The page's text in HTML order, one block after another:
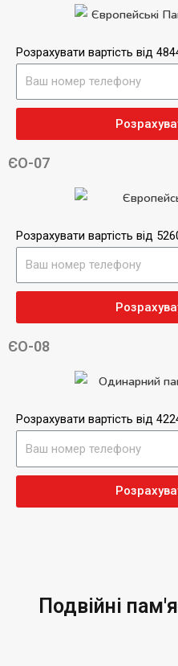
Розрахувати вартість від
ЄО-07
Розрахувати вартість від
ЄО-08
Розрахувати вартість від
Подвійні